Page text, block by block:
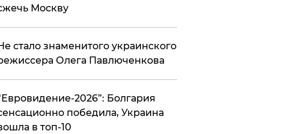
Москву
стало знаменитого украинского
Олега Павлюченкова
2026”: Болгария
победила, Украина
в топ-10